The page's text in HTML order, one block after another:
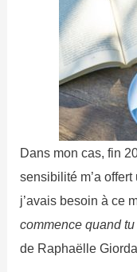
Dans mon cas, fin
sensibilité m’a
j’avais besoin à ce
commence quand tu
de Raphaëlle